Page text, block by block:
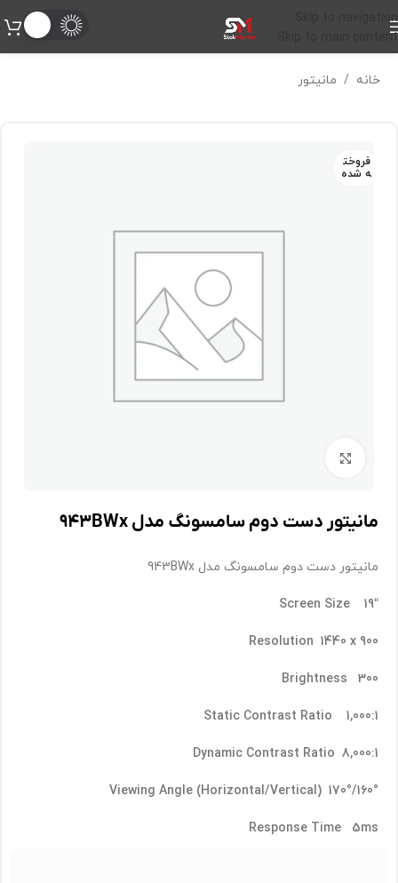
Skip to navigation
Skip to main content
خانه / مانیتور
فروخت
ه شده
مانیتور دست دوم سامسونگ مدل ۹۴۳BWx
مانیتور دست دوم سامسونگ مدل 943BWx
Screen Size 19″
Resolution 1440 x 900
Brightness 300
Static Contrast Ratio 1,000:1
Dynamic Contrast Ratio 8,000:1
Viewing Angle (Horizontal/Vertical) 170°/160°
Response Time 5ms